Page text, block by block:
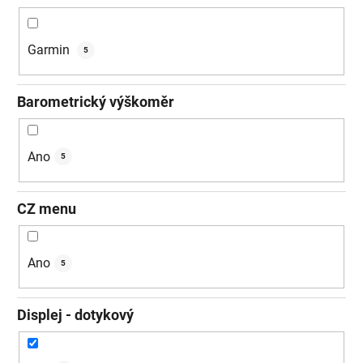
Garmin 5
Barometrický výškoměr
Ano 5
CZ menu
Ano 5
Displej - dotykový